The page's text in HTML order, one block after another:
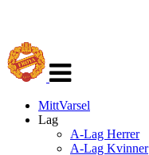
navigasjon
MittVarsel
Lag
A-Lag Herrer
A-Lag Kvinner